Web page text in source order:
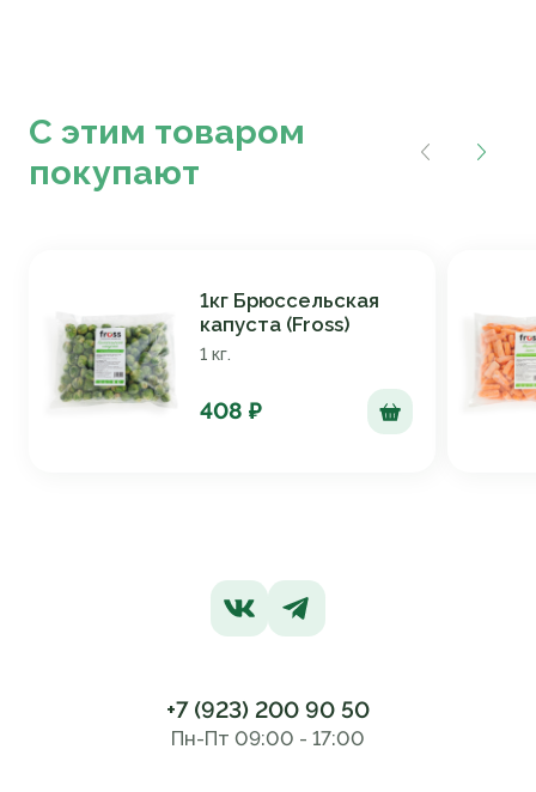
С этим товаром
покупают
1кг Брюссельская
капуста (Fross)
1 кг.
408 ₽
+7 (923) 200 90 50
Пн-Пт 09:00 - 17:00